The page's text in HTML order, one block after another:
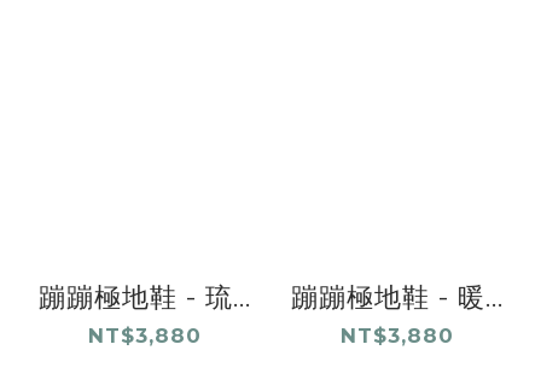
蹦蹦極地鞋 - 琉...
NT$3,880
蹦蹦極地鞋 - 暖...
NT$3,880